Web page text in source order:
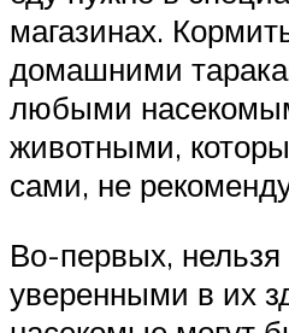
магазинах.
домашними
любыми
животными,
сами, не
Во-первых,
уверенными в их